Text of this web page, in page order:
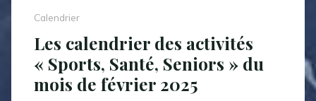
mois
de
février
Calendrier
Les calendrier des activités
« Sports, Santé, Seniors » du
mois de février 2025